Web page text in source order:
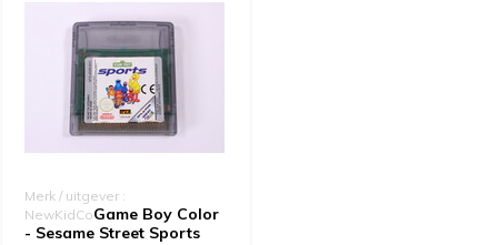
Merk / uitgever :
NewKidCoGame Boy Color
- Sesame Street Sports